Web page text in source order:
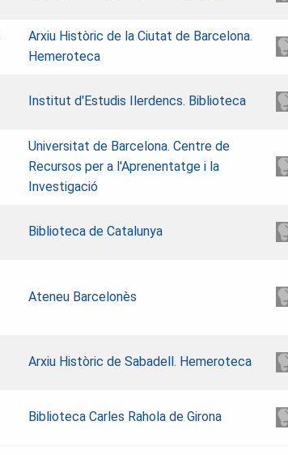
Arxiu Històric de la Ciutat de Barcelona.
Hemeroteca
Institut d'Estudis Ilerdencs. Biblioteca
Universitat de Barcelona. Centre de
Recursos per a l'Aprenentatge i la
Investigació
Biblioteca de Catalunya
Ateneu Barcelonès
Arxiu Històric de Sabadell. Hemeroteca
Biblioteca Carles Rahola de Girona